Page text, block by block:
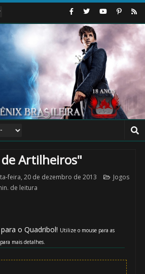
Artilheiros"
feira, 20 de dezembro de 2013
Jogos
de leitura
o Quadribol! Utilize o mouse para as
mais detalhes.